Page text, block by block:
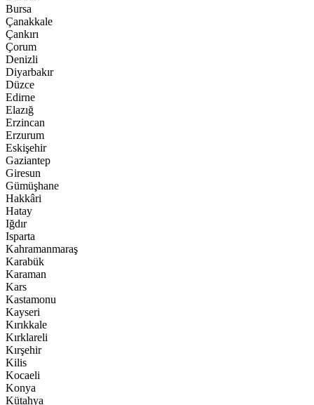
Bursa
Çanakkale
Çankırı
Çorum
Denizli
Diyarbakır
Düzce
Edirne
Elazığ
Erzincan
Erzurum
Eskişehir
Gaziantep
Giresun
Gümüşhane
Hakkâri
Hatay
Iğdır
Isparta
Kahramanmaraş
Karabük
Karaman
Kars
Kastamonu
Kayseri
Kırıkkale
Kırklareli
Kırşehir
Kilis
Kocaeli
Konya
Kütahya